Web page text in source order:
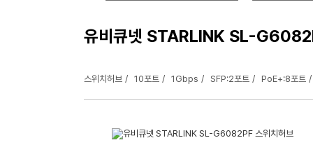
유비큐넷 STARLINK SL-
스위치허브 10포트 1Gbps SFP:2포트 PoE+:8포트